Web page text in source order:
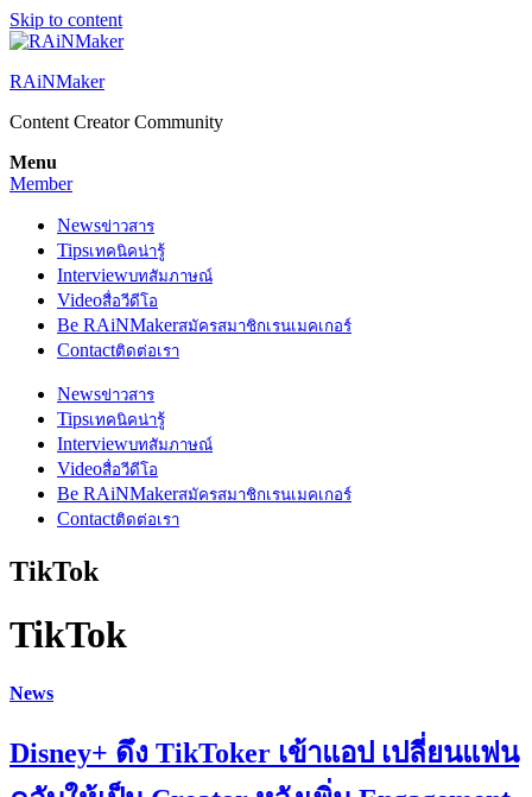
Skip to content
RAiNMaker
Content Creator Community
Menu
Member
Newsข่าวสาร
Tipsเทคนิคน่ารู้
Interviewบทสัมภาษณ์
Videoสื่อวีดีโอ
Be RAiNMakerสมัครสมาชิกเรนเมคเกอร์
Contactติดต่อเรา
Newsข่าวสาร
Tipsเทคนิคน่ารู้
Interviewบทสัมภาษณ์
Videoสื่อวีดีโอ
Be RAiNMakerสมัครสมาชิกเรนเมคเกอร์
Contactติดต่อเรา
TikTok
TikTok
News
Disney+ ดึง TikToker เข้าแอป เปลี่ยนแฟน